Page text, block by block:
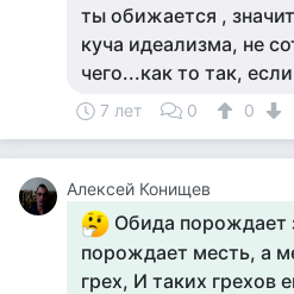
ты обижается ,
куча идеализма, не
чего...как то так,
7 лет 0 0
Алексей Конищев
Обида порождает
порождает месть, а
грех, И таких грехов